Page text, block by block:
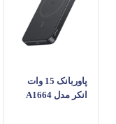
پاوربانک 15 وات
انکر مدل A1664